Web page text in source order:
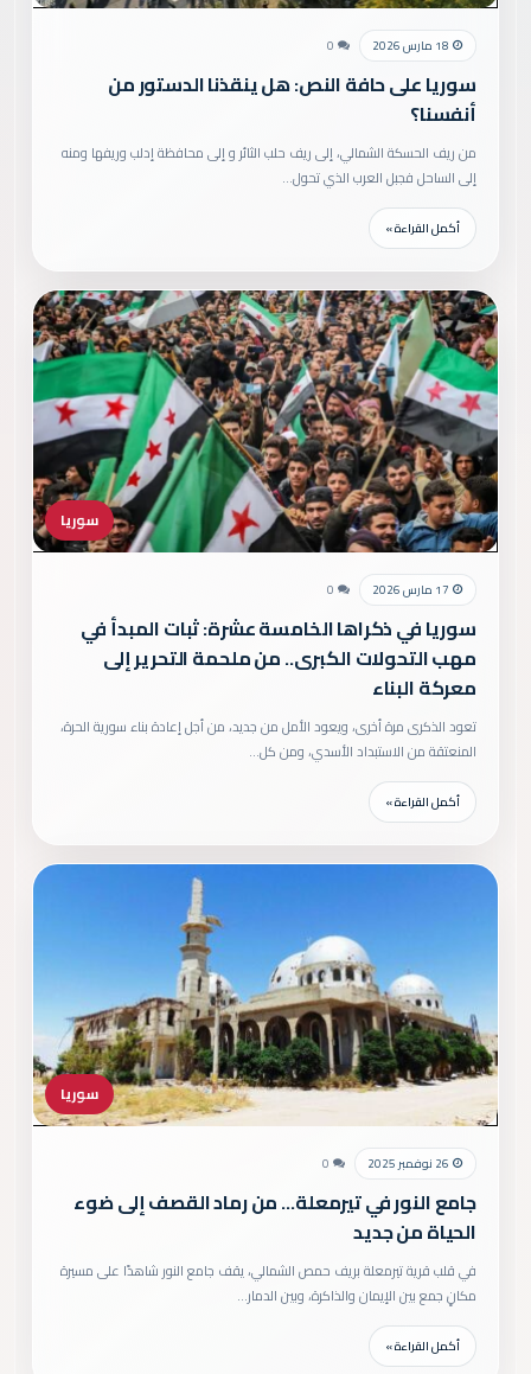
18 مارس 2026 0
سوريا على حافة النص: هل ينقذنا الدستور من
أنفسنا؟
من ريف الحسكة الشمالي، إلى ريف حلب الثائر و إلى محافظة إدلب وريفها ومنه
إلى الساحل فجبل العرب الذي تحول…
أكمل القراءة »
سوريا
17 مارس 2026 0
سوريا في ذكراها الخامسة عشرة: ثبات المبدأ في
مهب التحولات الكبرى.. من ملحمة التحرير إلى
معركة البناء
تعود الذكرى مرة أخرى، ويعود الأمل من جديد، من أجل إعادة بناء سورية الحرة،
المنعتقة من الاستبداد الأسدي، ومن كل…
أكمل القراءة »
سوريا
26 نوفمبر 2025 0
جامع النور في تيرمعلة… من رماد القصف إلى ضوء
الحياة من جديد
في قلب قرية تيرمعلة بريف حمص الشمالي، يقف جامع النور شاهدًا على مسيرة
مكانٍ جمع بين الإيمان والذاكرة، وبين الدمار…
أكمل القراءة »